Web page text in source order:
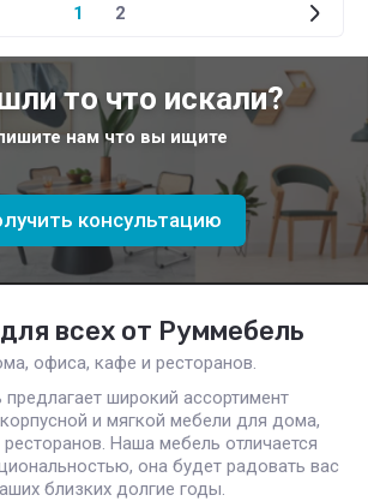
1 2
то что искали?
нам что вы ищите
консультацию
всех от Руммебель
офиса, кафе и ресторанов.
широкий ассортимент
и мягкой мебели для дома,
Наша мебель отличается
она будет радовать вас
близких долгие годы.